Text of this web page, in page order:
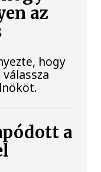
az
hogy
a